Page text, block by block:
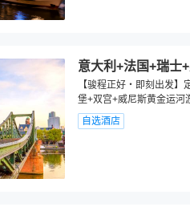
意大利+法国+瑞士
【骏程正好・即刻出发
堡+双宫+威尼斯黄金运河
自选酒店